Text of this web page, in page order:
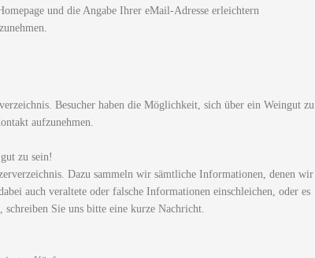
und die Angabe Ihrer eMail-Adresse erleichtern
Besucher haben die Möglichkeit, sich über ein Weingut zu
aufzunehmen.
zu sein!
Dazu sammeln wir sämtliche Informationen, denen wir
auch veraltete oder falsche Informationen einschleichen, oder es
Sie uns bitte eine kurze Nachricht.